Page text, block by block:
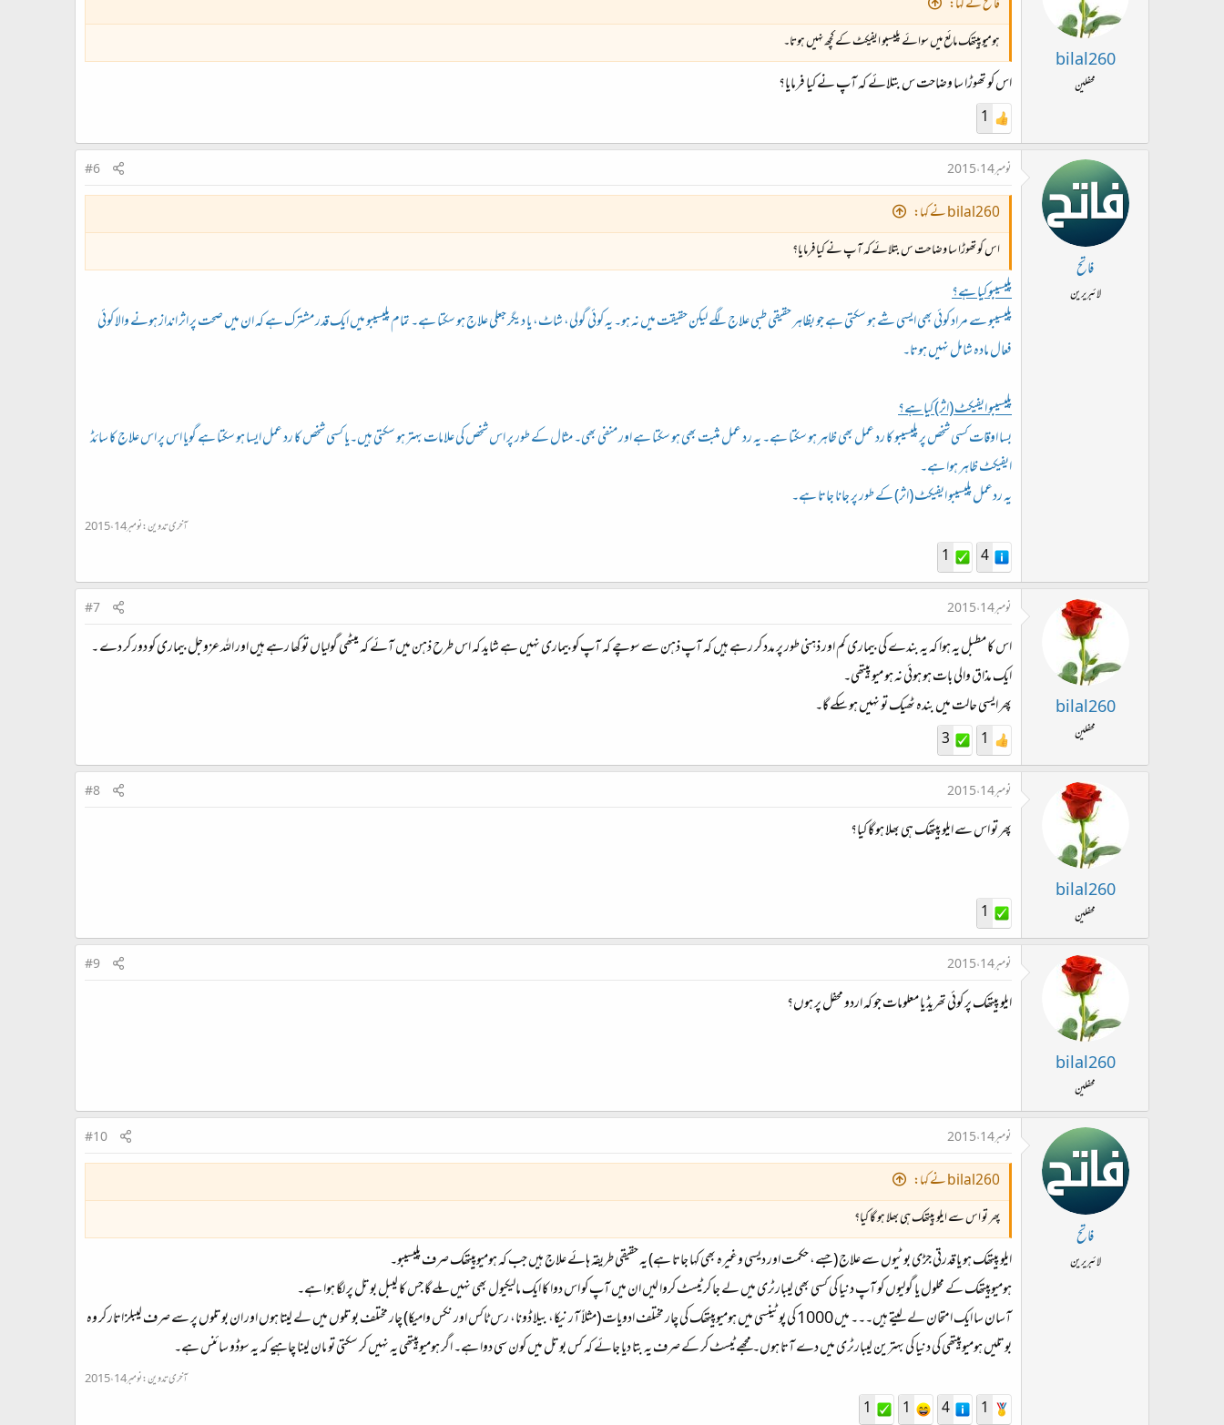
bilal260
محفلین
ہومیوپیتھک مائع میں سوائے پلیسبو ایفیکٹ کے کچھ نہیں ہوتا۔
اس کو تھوڑا سا وضاحت س بتلائے کہ آپ نے کیا فرمایا؟
1
فاتح
لائبریرین
نومبر 14، 2015 #6
bilal260 نے کہا:
اس کو تھوڑا سا وضاحت س بتلائے کہ آپ نے کیا فرمایا؟
پلیسیبو کیا ہے؟
پلیسیبو سے مراد کوئی بھی ایسی شے ہو سکتی ہے جو بظاہر حقیقی طبی علاج لگے لیکن حقیقت میں نہ ہو۔ یہ کوئی گولی، شاٹ، یا دیگر جعلی علاج ہو سکتا ہے۔ تمام پلیسیبو میں ایک قدر مشترک ہے کہ ان میں صحت پر اثر انداز ہونے والا کوئی
فعال مادہ شامل نہیں ہوتا۔
پلیسیبو ایفیکٹ (اثر) کیا ہے؟
بسا اوقات کسی شخص پر پلیسیبو کا رد عمل بھی ظاہر ہو سکتا ہے۔ یہ رد عمل مثبت بھی ہو سکتا ہے اور منفی بھی۔ مثال کے طور پر اس شخص کی علامات بہتر ہو سکتی ہیں۔یا کسی شخص کا رد عمل ایسا ہو سکتا ہے گویا اس پر اس علاج کا سائڈ
ایفیکٹ ظاہر ہوا ہے۔
یہ ردعمل پلیسیبو ایفیکٹ (اثر) کے طور پر جانا جاتا ہے۔
آخری تدوین:نومبر 14، 2015
4
1
bilal260
محفلین
نومبر 14، 2015 #7
اس کا مطبل یہ ہوا کہ یہ بندے کی بیماری کم اور ذہنی طور پر مدد کر رہے ہیں کہ آپ ذہن سے سوچے کہ آپ کو بیماری نہیں ہے شاید کہ اس طرح ذہن میں آئے کہ میٹھی گولیاں تو کھا رہے ہیں اور اللہ عزوجل بیماری کو دور کر دے ۔
ایک مذاق والی بات ہو ہوئی نہ ہو میو پیتھی۔
پھر ایسی حالت میں بندہ ٹھیک تو نہیں ہو سکے گا۔
1
3
bilal260
محفلین
نومبر 14، 2015 #8
پھر تو اس سے ایلو پیتھک ہی بھلا ہو گا کیا؟
1
bilal260
محفلین
نومبر 14، 2015 #9
ایلو پیتھک پر کوئی تھریڈ یا معلومات جو کہ اردو محفل پر ہوں؟
فاتح
لائبریرین
نومبر 14، 2015 #10
bilal260 نے کہا:
پھر تو اس سے ایلو پیتھک ہی بھلا ہو گا کیا؟
ایلو پیتھک ہو یا قدرتی جڑی بوٹیوں سے علاج (جسے، حکمت اور دیسی وغیرہ بھی کہا جاتا ہے) یہ حقیقی طریقہ ہائے علاج ہیں جب کہ ہومیوپیتھک صرف پلیسیبو۔
ہومیوپیتھک کے محلول یا گولیوں کو آپ دنیا کی کسی بھی لیبارٹری میں لے جا کر ٹیسٹ کروا لیں ان میں آپ کو اس دوا کا ایک مالیکیول بھی نہیں ملے گا جس کا لیبل بوتل پر لگا ہوا ہے۔
آسان سا ایک امتحان لے لیتے ہیں۔۔۔ میں 1000 کی پوٹینسی میں ہومیوپیتھک کی چار مختلف ادویات (مثلاً آرنیکا، بیلا ڈونا، رس ٹاکس اور نکس وامیکا) چار مختلف بوتلوں میں لے لیتا ہوں اور ان بوتلوں پر سے صرف لیبلز اتار کر وہ
بوتلیں ہومیوپیتھی کی دنیا کی بہترین لیبارٹری میں دے آتا ہوں۔ مجھے ٹیسٹ کر کے صرف یہ بتا دیا جائے کہ کس بوتل میں کون سی دوا ہے۔ اگر ہومیوپیتھی یہ نہیں کر سکتی تو مان لینا چاہیے کہ یہ سوڈو سائنس ہے۔
آخری تدوین:نومبر 14، 2015
1
4
1
1